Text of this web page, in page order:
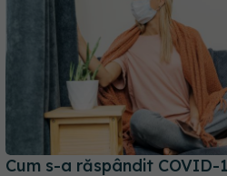
Cum s-a răspândit COVID-